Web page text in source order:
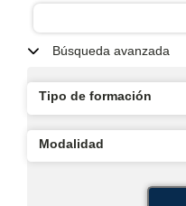
Búsqueda avanzada
Tipo de formación
Modalidad